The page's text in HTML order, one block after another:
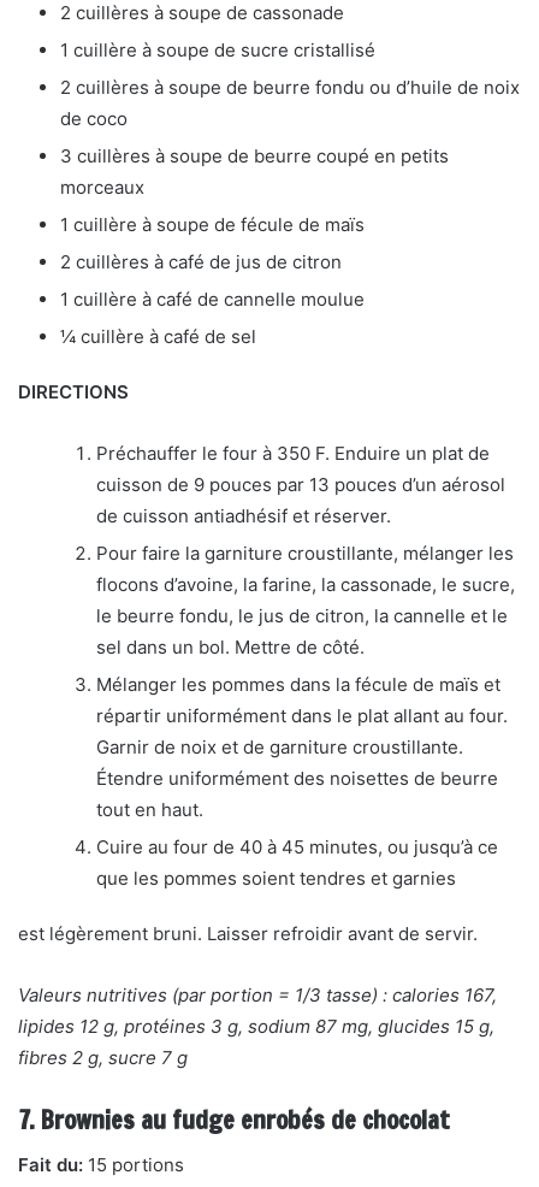
2 cuillères à soupe de cassonade
1 cuillère à soupe de sucre cristallisé
2 cuillères à soupe de beurre fondu ou d’huile de noix
de coco
3 cuillères à soupe de beurre coupé en petits
morceaux
1 cuillère à soupe de fécule de maïs
2 cuillères à café de jus de citron
1 cuillère à café de cannelle moulue
¼ cuillère à café de sel
DIRECTIONS
Préchauffer le four à 350 F. Enduire un plat de
cuisson de 9 pouces par 13 pouces d’un aérosol
de cuisson antiadhésif et réserver.
Pour faire la garniture croustillante, mélanger les
flocons d’avoine, la farine, la cassonade, le sucre,
le beurre fondu, le jus de citron, la cannelle et le
sel dans un bol. Mettre de côté.
Mélanger les pommes dans la fécule de maïs et
répartir uniformément dans le plat allant au four.
Garnir de noix et de garniture croustillante.
Étendre uniformément des noisettes de beurre
tout en haut.
Cuire au four de 40 à 45 minutes, ou jusqu’à ce
que les pommes soient tendres et garnies
est légèrement bruni. Laisser refroidir avant de servir.
Valeurs nutritives (par portion = 1/3 tasse) : calories 167,
lipides 12 g, protéines 3 g, sodium 87 mg, glucides 15 g,
fibres 2 g, sucre 7 g
7. Brownies au fudge enrobés de chocolat
Fait du: 15 portions